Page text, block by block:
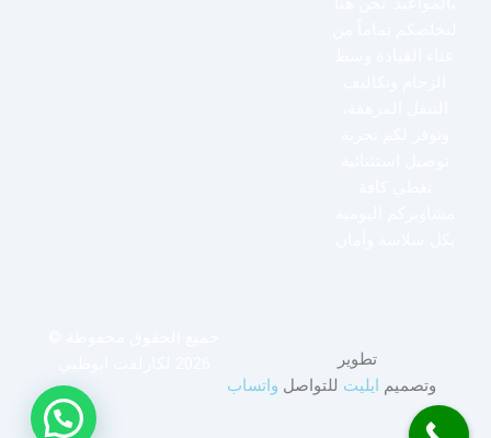
تطوير
وتصميم ايليت للتواصل واتساب